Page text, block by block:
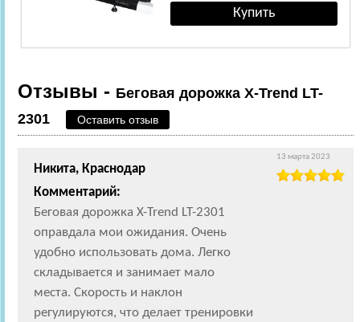
Отзывы - Беговая дорожка X-Trend LT-
2301
Оставить отзыв
Никита, Краснодар
Комментарий:
Беговая дорожка X-Trend LT-2301
оправдала мои ожидания. Очень
удобно использовать дома. Легко
складывается и занимает мало
места. Скорость и наклон
регулируются, что делает тренировки
13 марта 2023